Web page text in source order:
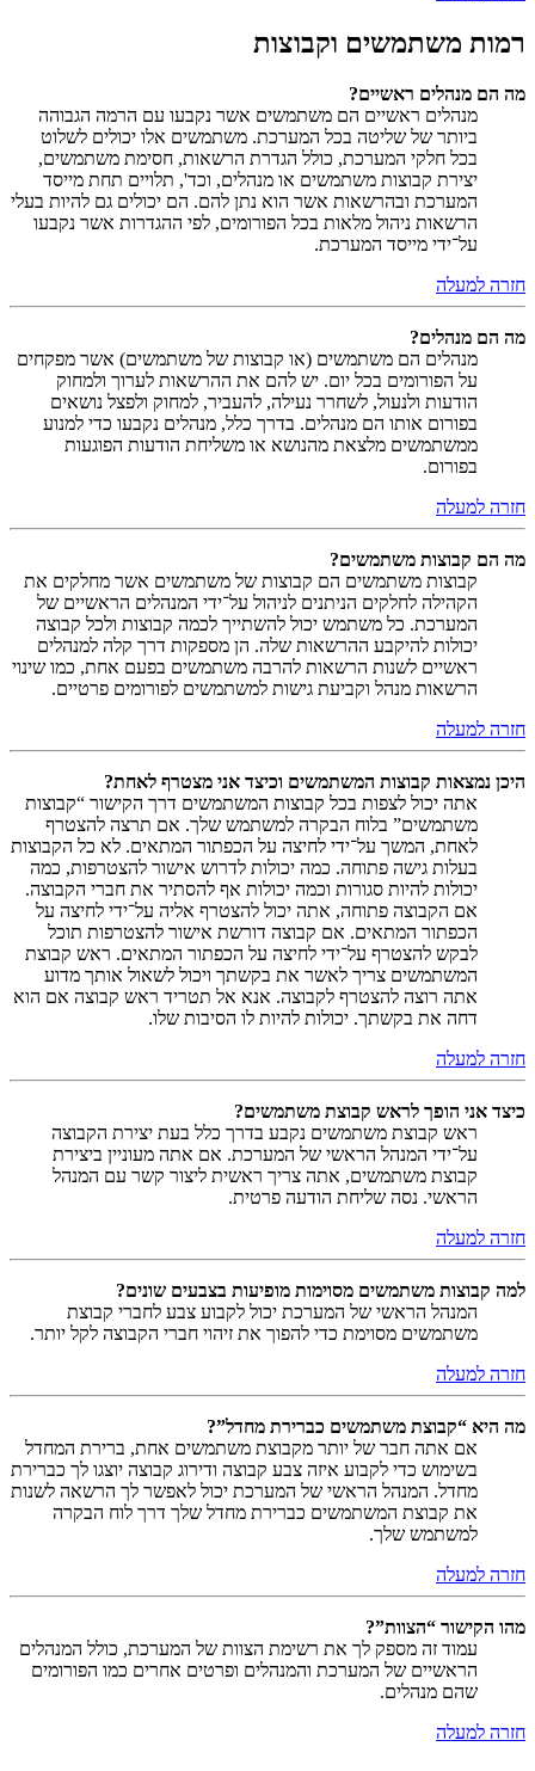
רמות משתמשים וקבוצות
מה הם מנהלים ראשיים?
מנהלים ראשיים הם משתמשים אשר נקבעו עם הרמה הגבוהה
ביותר של שליטה בכל המערכת. משתמשים אלו יכולים לשלוט
בכל חלקי המערכת, כולל הגדרת הרשאות, חסימת משתמשים,
יצירת קבוצות משתמשים או מנהלים, וכד', תלויים תחת מייסד
המערכת ובהרשאות אשר הוא נתן להם. הם יכולים גם להיות בעלי
הרשאות ניהול מלאות בכל הפורומים, לפי ההגדרות אשר נקבעו
על־ידי מייסד המערכת.
חזרה למעלה
מה הם מנהלים?
מנהלים הם משתמשים (או קבוצות של משתמשים) אשר מפקחים
על הפורומים בכל יום. יש להם את ההרשאות לערוך ולמחוק
הודעות ולנעול, לשחרר נעילה, להעביר, למחוק ולפצל נושאים
בפורום אותו הם מנהלים. בדרך כלל, מנהלים נקבעו כדי למנוע
ממשתמשים מלצאת מהנושא או משליחת הודעות הפוגעות
בפורום.
חזרה למעלה
מה הם קבוצות משתמשים?
קבוצות משתמשים הם קבוצות של משתמשים אשר מחלקים את
הקהילה לחלקים הניתנים לניהול על־ידי המנהלים הראשיים של
המערכת. כל משתמש יכול להשתייך לכמה קבוצות ולכל קבוצה
יכולות להיקבע ההרשאות שלה. הן מספקות דרך קלה למנהלים
ראשיים לשנות הרשאות להרבה משתמשים בפעם אחת, כמו שינוי
הרשאות מנהל וקביעת גישות למשתמשים לפורומים פרטיים.
חזרה למעלה
היכן נמצאות קבוצות המשתמשים וכיצד אני מצטרף לאחת?
אתה יכול לצפות בכל קבוצות המשתמשים דרך הקישור “קבוצות
משתמשים” בלוח הבקרה למשתמש שלך. אם תרצה להצטרף
לאחת, המשך על־ידי לחיצה על הכפתור המתאים. לא כל הקבוצות
בעלות גישה פתוחה. כמה יכולות לדרוש אישור להצטרפות, כמה
יכולות להיות סגורות וכמה יכולות אף להסתיר את חברי הקבוצה.
אם הקבוצה פתוחה, אתה יכול להצטרף אליה על־ידי לחיצה על
הכפתור המתאים. אם קבוצה דורשת אישור להצטרפות תוכל
לבקש להצטרף על־ידי לחיצה על הכפתור המתאים. ראש קבוצת
המשתמשים צריך לאשר את בקשתך ויכול לשאול אותך מדוע
אתה רוצה להצטרף לקבוצה. אנא אל תטריד ראש קבוצה אם הוא
דחה את בקשתך. יכולות להיות לו הסיבות שלו.
חזרה למעלה
כיצד אני הופך לראש קבוצת משתמשים?
ראש קבוצת משתמשים נקבע בדרך כלל בעת יצירת הקבוצה
על־ידי המנהל הראשי של המערכת. אם אתה מעוניין ביצירת
קבוצת משתמשים, אתה צריך ראשית ליצור קשר עם המנהל
הראשי. נסה שליחת הודעה פרטית.
חזרה למעלה
למה קבוצות משתמשים מסוימות מופיעות בצבעים שונים?
המנהל הראשי של המערכת יכול לקבוע צבע לחברי קבוצת
משתמשים מסוימת כדי להפוך את זיהוי חברי הקבוצה לקל יותר.
חזרה למעלה
מה היא “קבוצת משתמשים כברירת מחדל”?
אם אתה חבר של יותר מקבוצת משתמשים אחת, ברירת המחדל
בשימוש כדי לקבוע איזה צבע קבוצה ודירוג קבוצה יוצגו לך כברירת
מחדל. המנהל הראשי של המערכת יכול לאפשר לך הרשאה לשנות
את קבוצת המשתמשים כברירת מחדל שלך דרך לוח הבקרה
למשתמש שלך.
חזרה למעלה
מהו הקישור “הצוות”?
עמוד זה מספק לך את רשימת הצוות של המערכת, כולל המנהלים
הראשיים של המערכת והמנהלים ופרטים אחרים כמו הפורומים
שהם מנהלים.
חזרה למעלה